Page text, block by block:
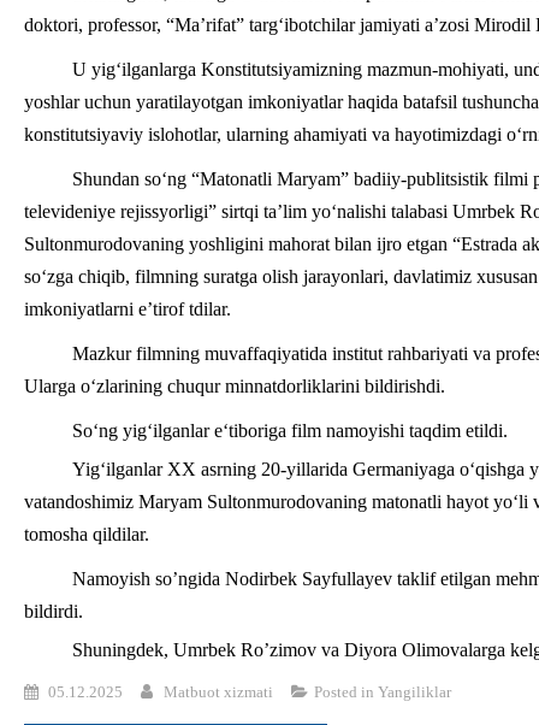
doktori, professor, “Ma’rifat” targ‘ibotchilar jamiyati a’zosi
U yig‘ilganlarga Konstitutsiyamizning mazmun-mohiyati,
yoshlar uchun yaratilayotgan imkoniyatlar haqida batafsil
konstitutsiyaviy islohotlar, ularning ahamiyati va hayotimizdagi
Shundan so‘ng “Matonatli Maryam” badiiy-publitsistik
televideniye rejissyorligi” sirtqi ta’lim yo‘nalishi talabasi Umrbek
Sultonmurodovaning yoshligini mahorat bilan ijro etgan “Estrada
so‘zga chiqib, filmning suratga olish jarayonlari, davlatimiz
imkoniyatlarni e’tirof tdilar.
Mazkur filmning muvaffaqiyatida institut rahbariyati va
Ularga o‘zlarining chuqur minnatdorliklarini bildirishdi.
So‘ng yig‘ilganlar e‘tiboriga film namoyishi taqdim etildi.
Yig‘ilganlar XX asrning 20-yillarida Germaniyaga o‘qishga
vatandoshimiz Maryam Sultonmurodovaning matonatli hayot
tomosha qildilar.
Namoyish so’ngida Nodirbek Sayfullayev taklif etilgan
bildirdi.
Shuningdek, Umrbek Ro’zimov va Diyora Olimovalarga
05.12.2025 Matbuot xizmati Posted in Yangiliklar